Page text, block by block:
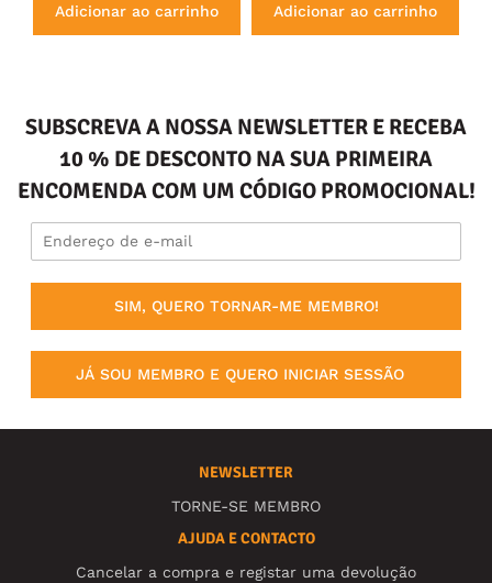
Adicionar ao carrinho Adicionar ao carrinho
SUBSCREVA A NOSSA NEWSLETTER E RECEBA
10 % DE DESCONTO NA SUA PRIMEIRA
ENCOMENDA COM UM CÓDIGO PROMOCIONAL!
SIM, QUERO TORNAR-ME MEMBRO!
JÁ SOU MEMBRO E QUERO INICIAR SESSÃO
NEWSLETTER
TORNE-SE MEMBRO
AJUDA E CONTACTO
Cancelar a compra e registar uma devolução